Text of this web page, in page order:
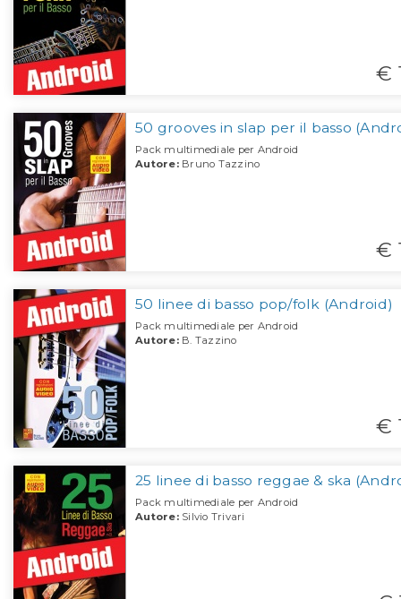
€
50 grooves in slap per il basso
Pack multimediale per Android
Autore:Bruno Tazzino
€
50 linee di basso pop/folk (Android)
Pack multimediale per Android
Autore:B. Tazzino
€
25 linee di basso reggae & ska
Pack multimediale per Android
Autore:Silvio Trivari